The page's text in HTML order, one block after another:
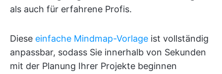
als auch für erfahrene Profis.
Diese einfache Mindmap-Vorlage ist vollständig
anpassbar, sodass Sie innerhalb von Sekunden
mit der Planung Ihrer Projekte beginnen